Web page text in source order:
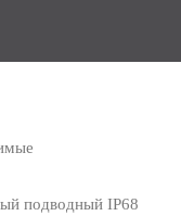
подводный IP68